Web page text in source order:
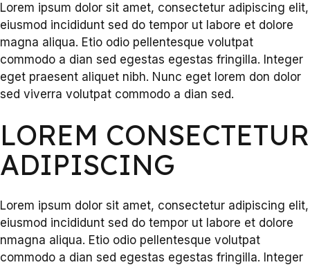
Lorem ipsum dolor sit amet, consectetur adipiscing elit,
eiusmod incididunt sed do tempor ut labore et dolore
magna aliqua. Etio odio pellentesque volutpat
commodo a dian sed egestas egestas fringilla. Integer
eget praesent aliquet nibh. Nunc eget lorem don dolor
sed viverra volutpat commodo a dian sed.
LOREM CONSECTETUR
ADIPISCING
Lorem ipsum dolor sit amet, consectetur adipiscing elit,
eiusmod incididunt sed do tempor ut labore et dolore
nmagna aliqua. Etio odio pellentesque volutpat
commodo a dian sed egestas egestas fringilla. Integer